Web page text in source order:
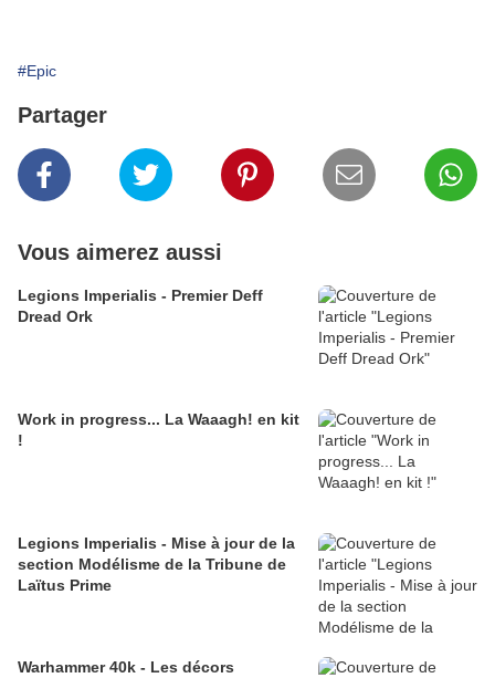
#Epic
Partager
Vous aimerez aussi
Legions Imperialis - Premier Deff
Dread Ork
Work in progress... La Waaagh! en kit
!
Legions Imperialis - Mise à jour de la
section Modélisme de la Tribune de
Laïtus Prime
Warhammer 40k - Les décors